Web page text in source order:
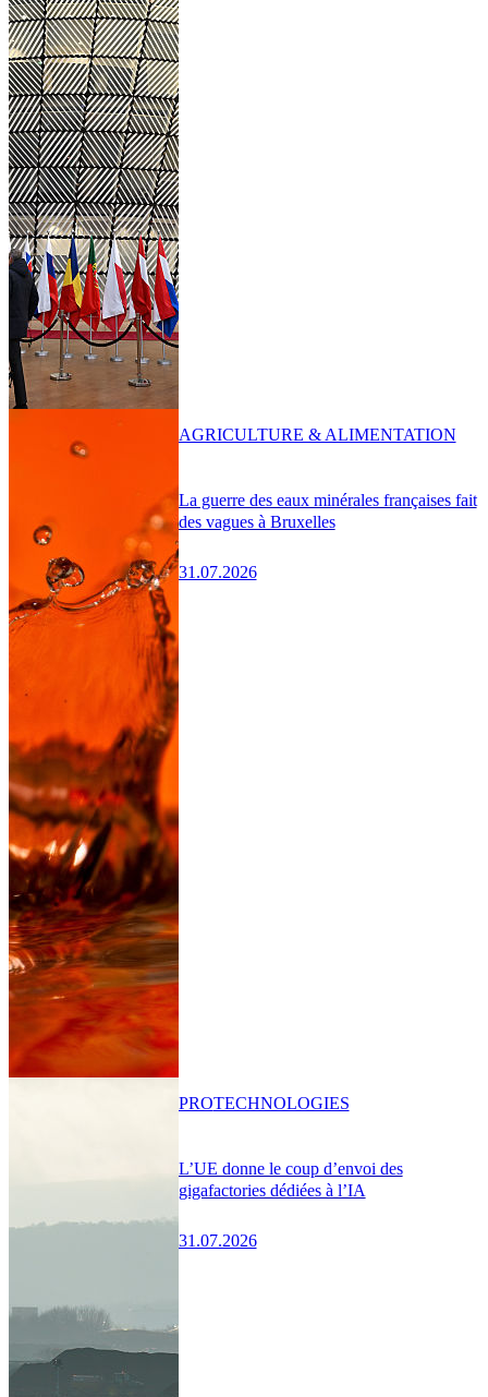
La guerre des eaux minérales françaises fait
des vagues à Bruxelles
31.07.2026
AGRICULTURE & ALIMENTATION
L’UE donne le coup d’envoi des
gigafactories dédiées à l’IA
31.07.2026
PROTECHNOLOGIES